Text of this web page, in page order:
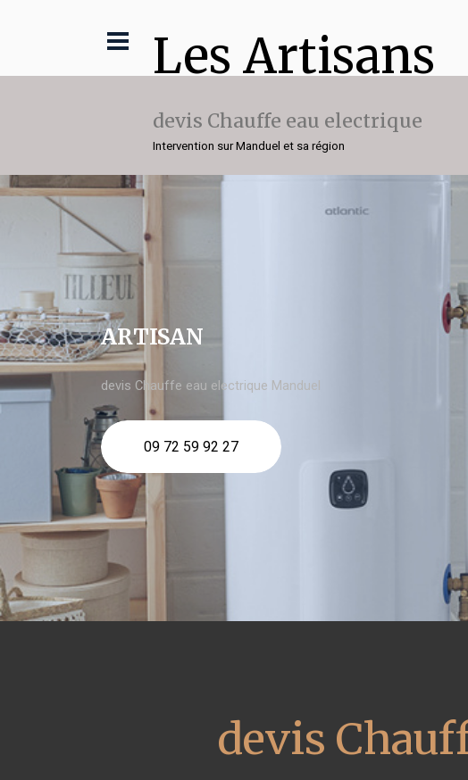
Les Artisans
devis Chauffe eau electrique
Intervention sur Manduel et sa région
ARTISAN
devis Chauffe eau electrique Manduel
09 72 59 92 27
devis